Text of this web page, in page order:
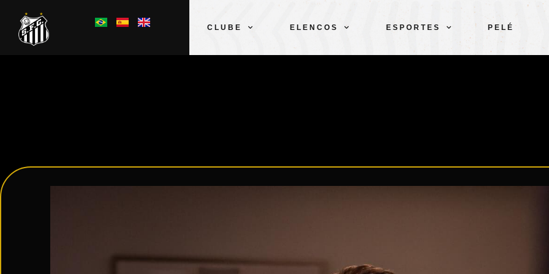
CLUBE ELENCOS ESPORTES PELÉ